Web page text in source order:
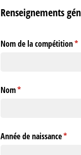
Renseignements
Nom de la compétition*
Nom*
(requis)
Année de naissance*